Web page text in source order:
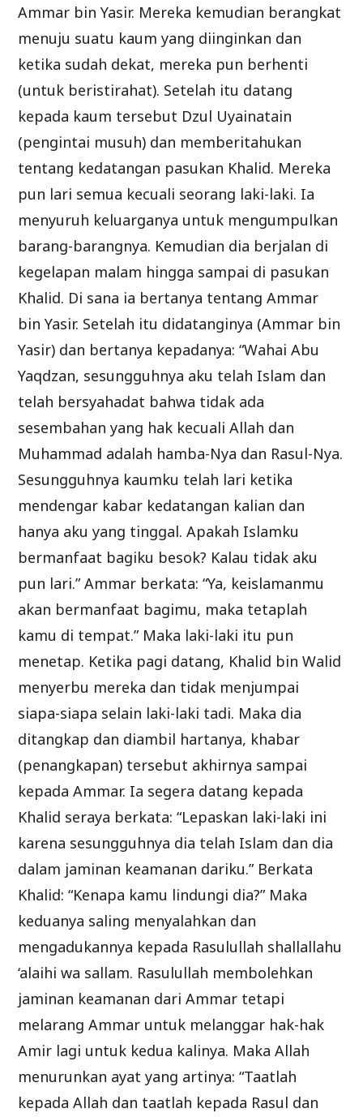
Ammar bin Yasir. Mereka kemudian berangkat
menuju suatu kaum yang diinginkan dan
ketika sudah dekat, mereka pun berhenti
(untuk beristirahat). Setelah itu datang
kepada kaum tersebut Dzul Uyainatain
(pengintai musuh) dan memberitahukan
tentang kedatangan pasukan Khalid. Mereka
pun lari semua kecuali seorang laki-laki. Ia
menyuruh keluarganya untuk mengumpulkan
barang-barangnya. Kemudian dia berjalan di
kegelapan malam hingga sampai di pasukan
Khalid. Di sana ia bertanya tentang Ammar
bin Yasir. Setelah itu didatanginya (Ammar bin
Yasir) dan bertanya kepadanya: “Wahai Abu
Yaqdzan, sesungguhnya aku telah Islam dan
telah bersyahadat bahwa tidak ada
sesembahan yang hak kecuali Allah dan
Muhammad adalah hamba-Nya dan Rasul-Nya.
Sesungguhnya kaumku telah lari ketika
mendengar kabar kedatangan kalian dan
hanya aku yang tinggal. Apakah Islamku
bermanfaat bagiku besok? Kalau tidak aku
pun lari.” Ammar berkata: “Ya, keislamanmu
akan bermanfaat bagimu, maka tetaplah
kamu di tempat.” Maka laki-laki itu pun
menetap. Ketika pagi datang, Khalid bin Walid
menyerbu mereka dan tidak menjumpai
siapa-siapa selain laki-laki tadi. Maka dia
ditangkap dan diambil hartanya, khabar
(penangkapan) tersebut akhirnya sampai
kepada Ammar. Ia segera datang kepada
Khalid seraya berkata: “Lepaskan laki-laki ini
karena sesungguhnya dia telah Islam dan dia
dalam jaminan keamanan dariku.” Berkata
Khalid: “Kenapa kamu lindungi dia?” Maka
keduanya saling menyalahkan dan
mengadukannya kepada Rasulullah shallallahu
‘alaihi wa sallam. Rasulullah membolehkan
jaminan keamanan dari Ammar tetapi
melarang Ammar untuk melanggar hak-hak
Amir lagi untuk kedua kalinya. Maka Allah
menurunkan ayat yang artinya: “Taatlah
kepada Allah dan taatlah kepada Rasul dan